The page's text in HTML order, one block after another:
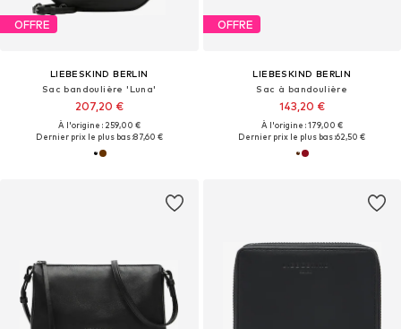
OFFRE
LIEBESKIND BERLIN
Sac bandoulière 'Luna'
207,20 €
À l'origine : 259,00 €
Dernier prix le plus bas :87,60 €
OFFRE
LIEBESKIND BERLIN
Sac à bandoulière
143,20 €
À l'origine : 179,00 €
Dernier prix le plus bas :62,50 €